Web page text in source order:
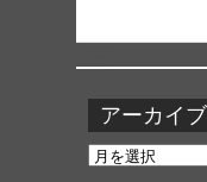
アーカイブ
ア